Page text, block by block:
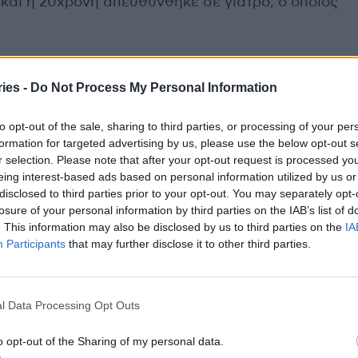
- Do Not Process My Personal Information
opt-out of the sale, sharing to third parties, or processing of your
for targeted advertising by us, please use the below opt-out
selection. Please note that after your opt-out request is processed
interest-based ads based on personal information utilized by us
to third parties prior to your opt-out. You may separately
of your personal information by third parties on the IAB’s list of
This information may also be disclosed by us to third parties on the
Participants that may further disclose it to other third parties.
Data Processing Opt Outs
opt-out of the Sharing of my personal data.
και εφάρμοζε στο δέρμα της ειδικές κρέμες.
αλλά το φθινόπωρο εμφανίστηκε ένα
παρέπεμψε σε νοσοκομείο και οι εξετάσεις
με μία μορφή καρκίνου του αίματος, το
όσα έχει περάσει σε ένα
πάνω από 5,1 εκατομμύρια προβολές και
.
καλά», είπε η April.